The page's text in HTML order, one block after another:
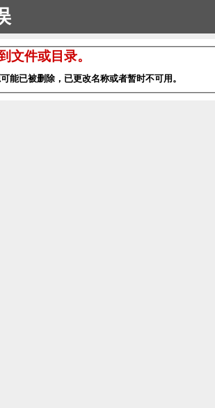
文件或目录。
能已被删除，已更改名称或者暂时不可用。